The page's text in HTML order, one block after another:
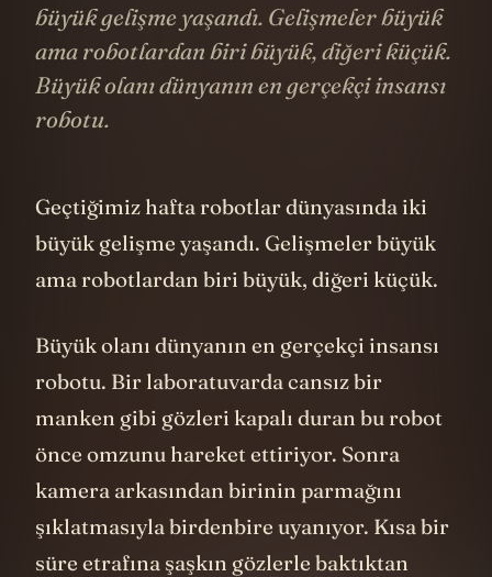
büyük gelişme yaşandı. Gelişmeler büyük
ama robotlardan biri büyük, diğeri küçük.
Büyük olanı dünyanın en gerçekçi insansı
robotu.
Geçtiğimiz hafta robotlar dünyasında iki
büyük gelişme yaşandı. Gelişmeler büyük
ama robotlardan biri büyük, diğeri küçük.
Büyük olanı dünyanın en gerçekçi insansı
robotu. Bir laboratuvarda cansız bir
manken gibi gözleri kapalı duran bu robot
önce omzunu hareket ettiriyor. Sonra
kamera arkasından birinin parmağını
şıklatmasıyla birdenbire uyanıyor. Kısa bir
süre etrafına şaşkın gözlerle baktıktan